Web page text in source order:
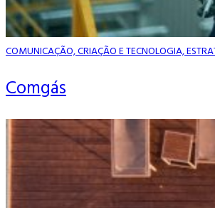
COMUNICAÇÃO, CRIAÇÃO E TECNOLOGIA,
Comgás